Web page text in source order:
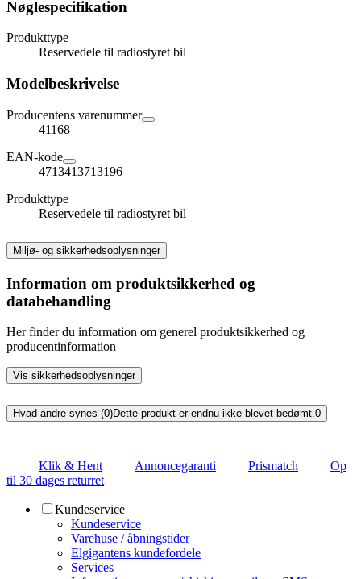
Nøglespecifikation
Produkttype
Reservedele til radiostyret bil
Modelbeskrivelse
Producentens varenummer
41168
EAN-kode
4713413713196
Produkttype
Reservedele til radiostyret bil
Miljø- og sikkerhedsoplysninger
Information om produktsikkerhed og
databehandling
Her finder du information om generel produktsikkerhed og
producentinformation
Vis sikkerhedsoplysninger
Hvad andre synes (0)Dette produkt er endnu ikke blevet bedømt.0
Klik & Hent Annoncegaranti Prismatch
Op
til 30 dages returret
Kundeservice
Kundeservice
Varehuse / åbningstider
Elgigantens kundefordele
Services